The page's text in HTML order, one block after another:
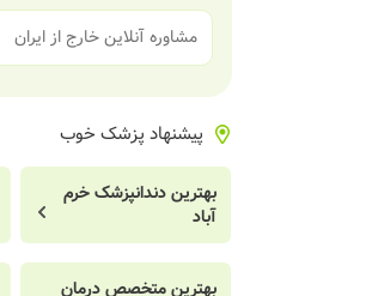
مشاوره آنلاین خارج از ایران
پیشنهاد پزشک خوب
بهترین دندانپزشک خرم
آباد
بهترین متخصص درمان